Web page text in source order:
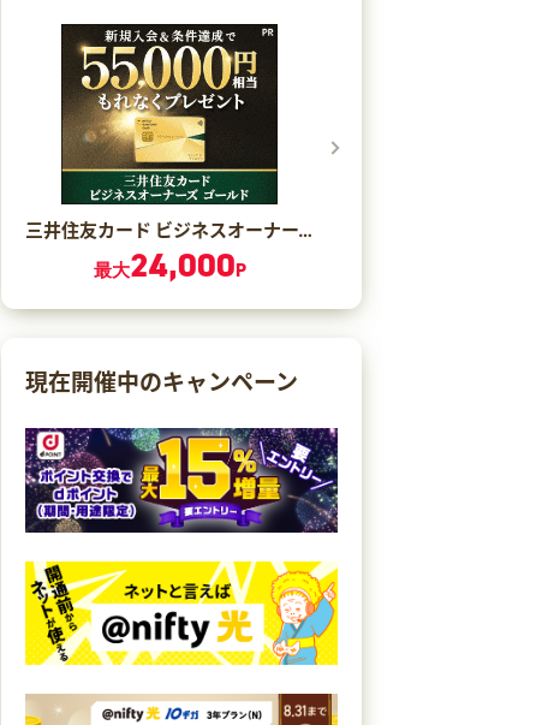
三井住友カード ビジネスオーナーズ ゴールド（カード発行）
最大24,000P
現在開催中のキャンペーン